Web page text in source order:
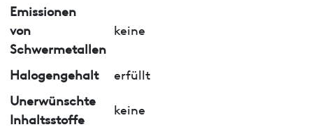
Emissionen
von
Schwermetallen
keine
Halogengehalt
erfüllt
Unerwünschte
Inhaltsstoffe
keine